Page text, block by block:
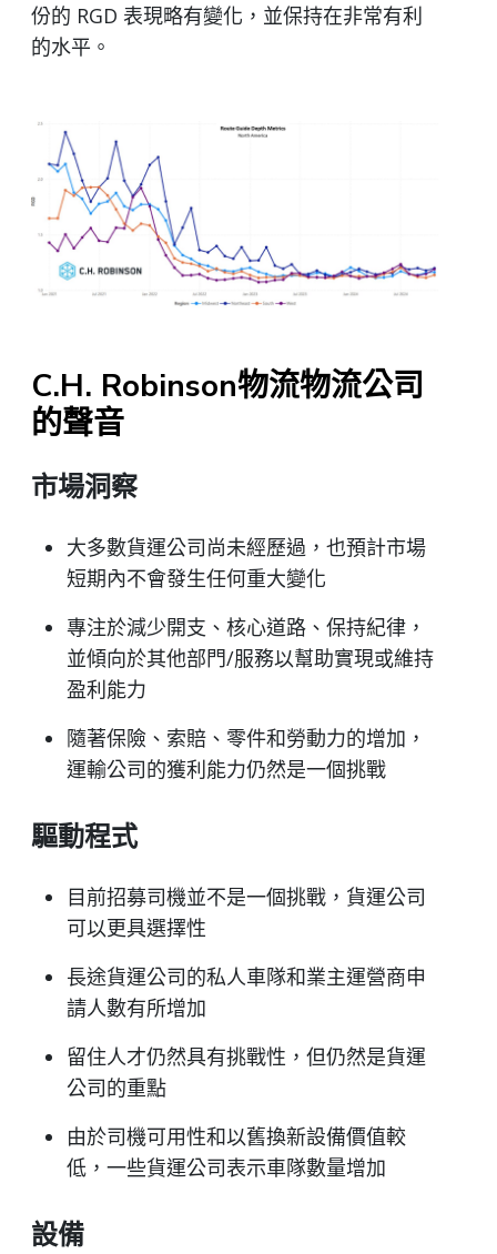
份的 RGD 表現略有變化，並保持在非常有利
的水平。
C.H. Robinson物流物流公司
的聲音
市場洞察
大多數貨運公司尚未經歷過，也預計市場
短期內不會發生任何重大變化
專注於減少開支、核心道路、保持紀律，
並傾向於其他部門/服務以幫助實現或維持
盈利能力
隨著保險、索賠、零件和勞動力的增加，
運輸公司的獲利能力仍然是一個挑戰
驅動程式
目前招募司機並不是一個挑戰，貨運公司
可以更具選擇性
長途貨運公司的私人車隊和業主運營商申
請人數有所增加
留住人才仍然具有挑戰性，但仍然是貨運
公司的重點
由於司機可用性和以舊換新設備價值較
低，一些貨運公司表示車隊數量增加
設備